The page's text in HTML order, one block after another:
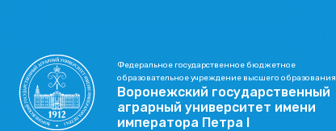
Федеральное государственное бюджетное
образовательное учреждение высшего образования
Воронежский государственный
аграрный университет имени
императора Петра I